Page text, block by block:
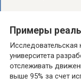
Примеры
университета
отслеживать
выше 95% за счет